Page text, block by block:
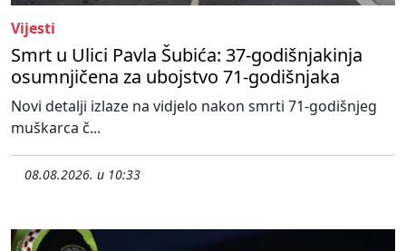
Vijesti
Smrt u Ulici Pavla Šubića: 37-godišnjakinja
osumnjičena za ubojstvo 71-godišnjaka
Novi detalji izlaze na vidjelo nakon smrti 71-godišnjeg
muškarca č...
08.08.2026. u 10:33